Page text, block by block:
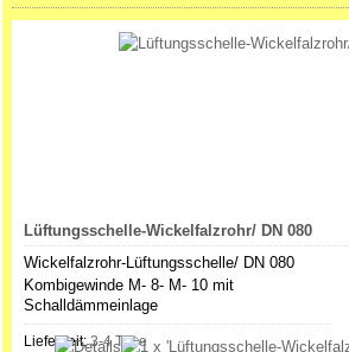
Lüftungsschelle-Wickelfalzrohr/ DN 080
Wickelfalzrohr-Lüftungsschelle/ DN 080
Kombigewinde M- 8- M- 10 mit
Schalldämmeinlage
Lieferzeit:3-4 Tage